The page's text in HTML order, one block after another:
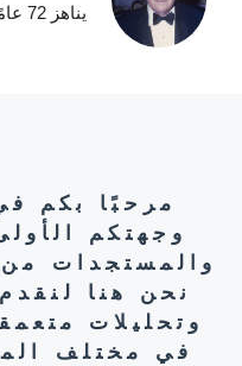
مرحبًا بكم
وجهتكم
والمستجدات من
نحن هنا
وتحليلات
في مختلف